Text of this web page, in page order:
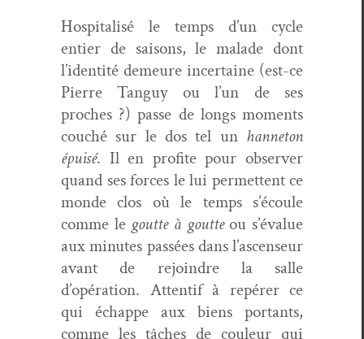
Hos­pi­tal­isé le temps d’un cycle
entier de saisons, le malade dont
l’identité demeure incer­taine (est-ce
Pierre Tan­guy ou l’un de ses
proches ?) passe de longs moments
couché sur le dos tel un han­neton
épuisé. Il en prof­ite pour observ­er
quand ses forces le lui per­me­t­tent ce
monde clos où le temps s’écoule
comme le goutte à goutteou s’évalue
aux min­utes passées dans l’ascenseur
avant de rejoin­dre la salle
d’opération. Atten­tif à repér­er ce
qui échappe aux biens por­tants,
comme les tâch­es de couleur qui